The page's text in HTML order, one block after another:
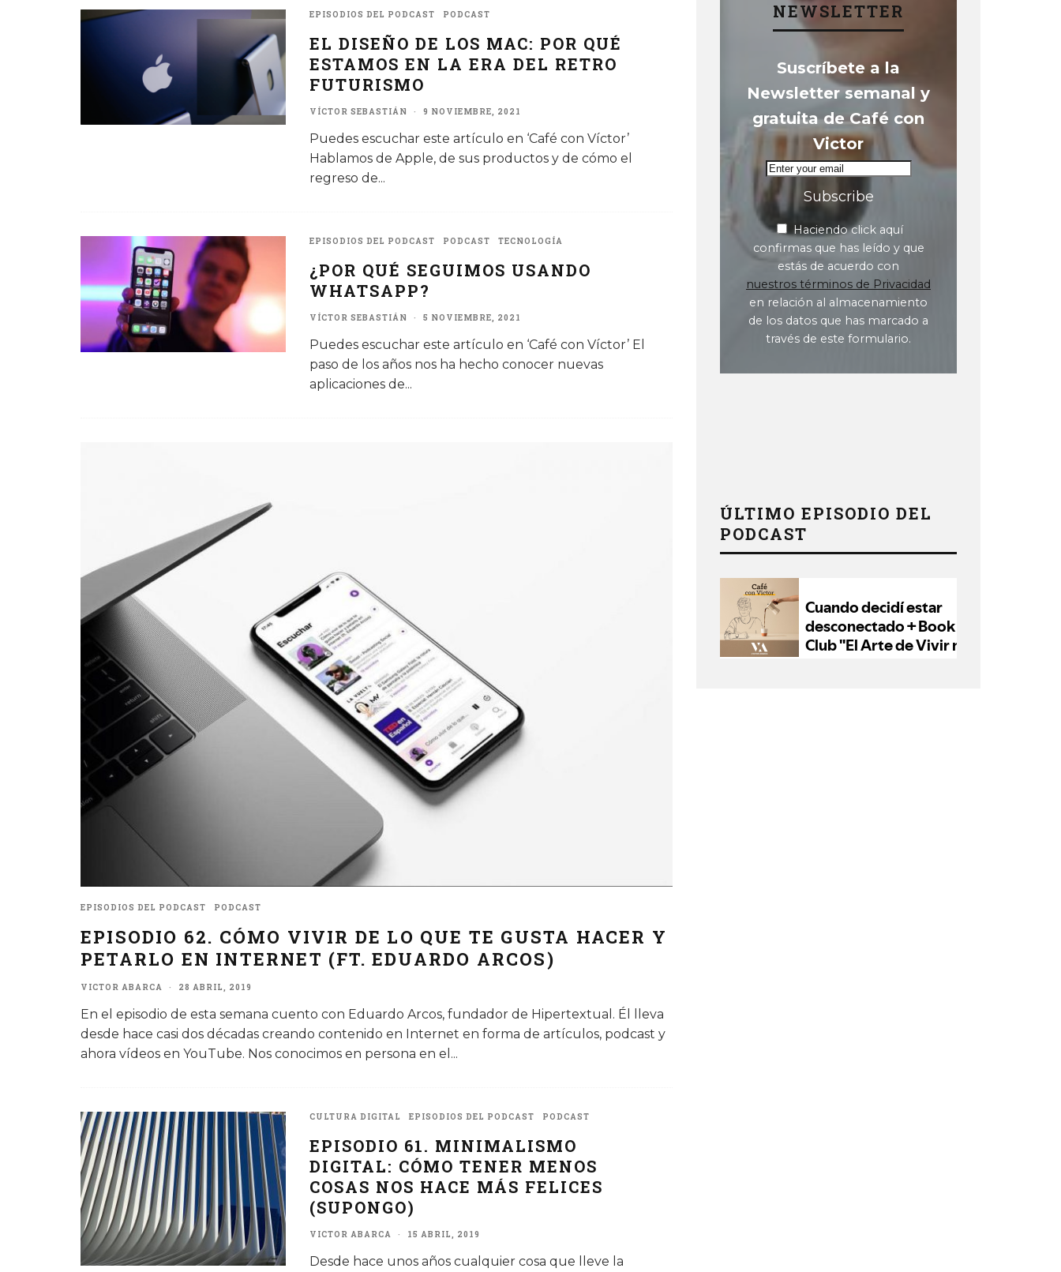
EPISODIOS DEL PODCAST PODCAST
EL DISEÑO DE LOS MAC: POR QUÉ
ESTAMOS EN LA ERA DEL RETRO
FUTURISMO
VÍCTOR SEBASTIÁN · 9 NOVIEMBRE, 2021
Puedes escuchar este artículo en ‘Café con Víctor’
Hablamos de Apple, de sus productos y de cómo el
regreso de...
EPISODIOS DEL PODCAST PODCAST TECNOLOGÍA
¿POR QUÉ SEGUIMOS USANDO
WHATSAPP?
VÍCTOR SEBASTIÁN · 5 NOVIEMBRE, 2021
Puedes escuchar este artículo en ‘Café con Víctor’ El
paso de los años nos ha hecho conocer nuevas
aplicaciones de...
EPISODIOS DEL PODCAST PODCAST
EPISODIO 62. CÓMO VIVIR DE LO QUE TE GUSTA HACER Y
PETARLO EN INTERNET (FT. EDUARDO ARCOS)
VICTOR ABARCA · 28 ABRIL, 2019
En el episodio de esta semana cuento con Eduardo Arcos, fundador de Hipertextual. Él lleva
desde hace casi dos décadas creando contenido en Internet en forma de artículos, podcast y
ahora vídeos en YouTube. Nos conocimos en persona en el ...
CULTURA DIGITAL EPISODIOS DEL PODCAST PODCAST
EPISODIO 61. MINIMALISMO
DIGITAL: CÓMO TENER MENOS
COSAS NOS HACE MÁS FELICES
(SUPONGO)
VICTOR ABARCA · 15 ABRIL, 2019
Desde hace unos años cualquier cosa que lleve la
NEWSLETTER
Suscríbete a la
Newsletter semanal y
gratuita de Café con
Victor
Subscribe
Haciendo click aquí
confirmas que has leído y que
estás de acuerdo con
nuestros términos de Privacidad
en relación al almacenamiento
de los datos que has marcado a
través de este formulario.
ÚLTIMO EPISODIO DEL
PODCAST